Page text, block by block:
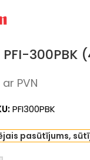
300PBK
ar PVN
PFI300PBK
pasūtījums,